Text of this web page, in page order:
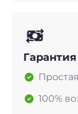
100%